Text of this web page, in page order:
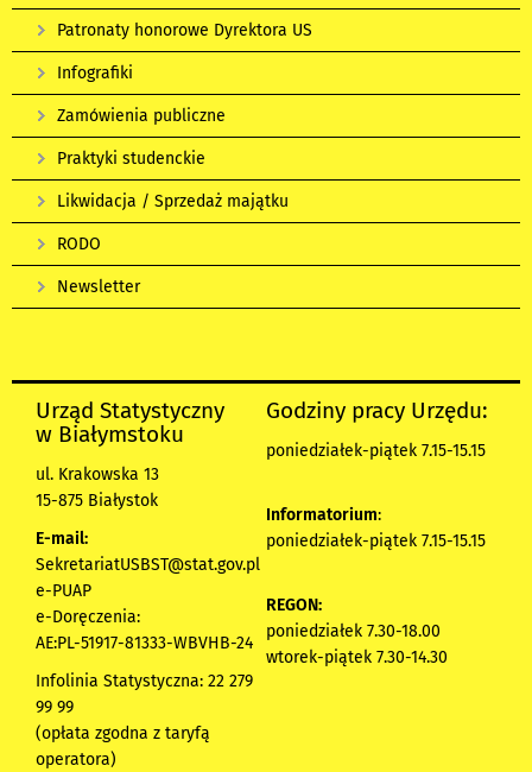
Patronaty honorowe Dyrektora US
Infografiki
Zamówienia publiczne
Praktyki studenckie
Likwidacja / Sprzedaż majątku
RODO
Newsletter
Urząd Statystyczny
w Białymstoku
ul. Krakowska 13
15-875 Białystok
E-mail:
SekretariatUSBST@stat.gov.pl
e-PUAP
e-Doręczenia:
AE:PL-51917-81333-WBVHB-24
Infolinia Statystyczna: 22 279
99 99
(opłata zgodna z taryfą
operatora)
Godziny pracy Urzędu:
poniedziałek-piątek 7.15-15.15
Informatorium:
poniedziałek-piątek 7.15-15.15
REGON:
poniedziałek 7.30-18.00
wtorek-piątek 7.30-14.30